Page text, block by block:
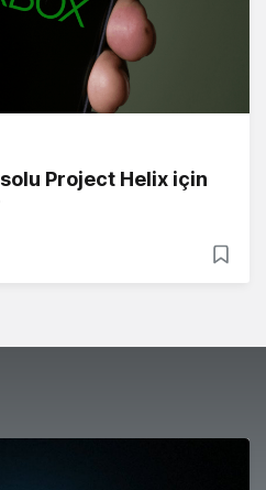
Project Helix için